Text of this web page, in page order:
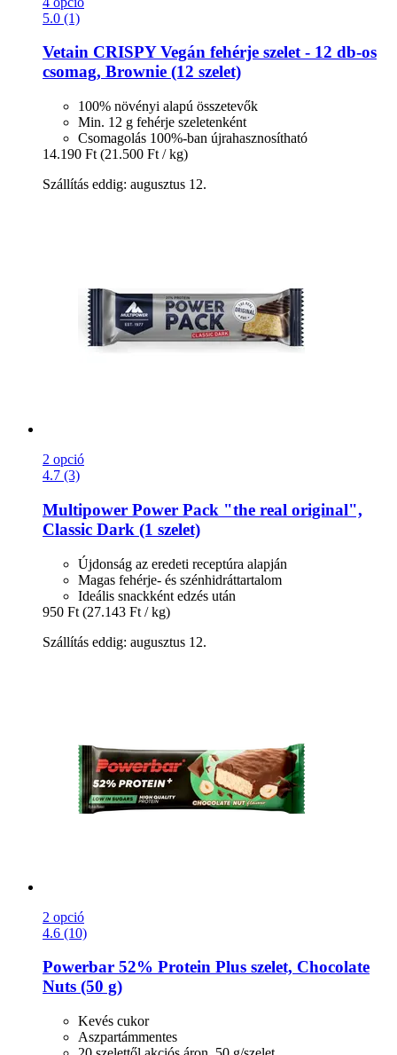
5.0 (1)
Vetain CRISPY Vegán fehérje szelet -​ 12 db-​os
csomag, Brownie (12 szelet)
100% növényi alapú összetevők
Min. 12 g fehérje szeletenként
Csomagolás 100%-ban újrahasznosítható
14.190 Ft (21.500 Ft / kg)
Szállítás eddig: augusztus 12.
2 opció
4.7 (3)
Multipower Power Pack "the real original",
Classic Dark (1 szelet)
Újdonság az eredeti receptúra alapján
Magas fehérje- és szénhidráttartalom
Ideális snackként edzés után
950 Ft (27.143 Ft / kg)
Szállítás eddig: augusztus 12.
2 opció
4.6 (10)
Powerbar 52% Protein Plus szelet, Chocolate
Nuts (50 g)
Kevés cukor
Aszpartámmentes